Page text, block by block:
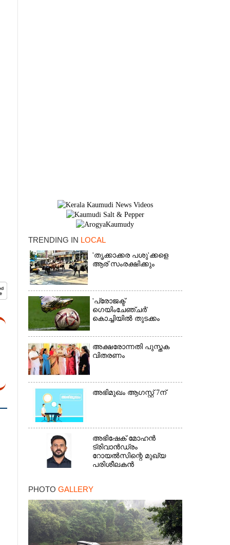
TRENDING IN LOCAL
'തൃക്കാക്കര പശു'ക്കളെ
ആര് സംരക്ഷിക്കും
'പ്രോജക്ട്
ഗെയിംചേഞ്ചർ'
കൊച്ചിയിൽ തുടക്കം
അക്ഷരോന്നതി പുസ്തക
വിതരണം
അഭിമുഖം ആഗസ്റ്റ് 7ന്
അഭിഷേക് മോഹൻ
ട്രിവാൻഡ്രം
റോയൽസിന്റെ മുഖ്യ
പരിശീലകൻ
PHOTO GALLERY
×